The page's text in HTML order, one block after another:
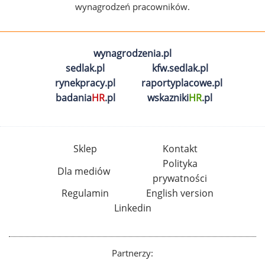
wynagrodzeń pracowników.
wynagrodzenia.pl
sedlak.pl
kfw.sedlak.pl
rynekpracy.pl
raportyplacowe.pl
badaniaHR.pl wskaznikiHR.pl
Sklep
Kontakt
Dla mediów
Polityka
prywatności
Regulamin
English version
Linkedin
Partnerzy: